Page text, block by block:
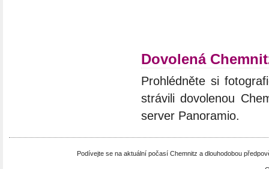
Dovolená
Prohlédněte si
strávili dovolenou
server Panoramio.
Podívejte se na aktuální počasí Chemnitz a dlouhodobou